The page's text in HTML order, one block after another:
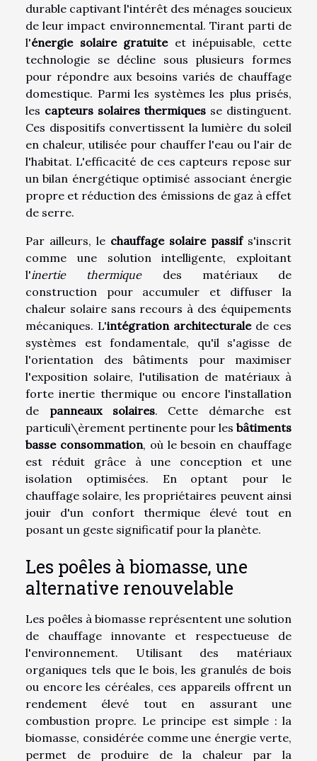
durable captivant l'intérêt des ménages soucieux
de leur impact environnemental. Tirant parti de
l'énergie solaire gratuiteet inépuisable, cette
technologie se décline sous plusieurs formes
pour répondre aux besoins variés de chauffage
domestique. Parmi les systèmes les plus prisés,
les capteurs solaires thermiques se distinguent.
Ces dispositifs convertissent la lumière du soleil
en chaleur, utilisée pour chauffer l'eau ou l'air de
l'habitat. L'efficacité de ces capteurs repose sur
un bilan énergétique optimisé associant énergie
propre et réduction des émissions de gaz à effet
de serre.
Par ailleurs, le chauffage solaire passifs'inscrit
comme une solution intelligente, exploitant
l'inertie thermiquedes matériaux de
construction pour accumuler et diffuser la
chaleur solaire sans recours à des équipements
mécaniques. L'intégration architecturalede ces
systèmes est fondamentale, qu'il s'agisse de
l'orientation des bâtiments pour maximiser
l'exposition solaire, l'utilisation de matériaux à
forte inertie thermique ou encore l'installation
de panneaux solaires. Cette démarche est
particuli\èrement pertinente pour les bâtiments
basse consommation, où le besoin en chauffage
est réduit grâce à une conception et une
isolation optimisées. En optant pour le
chauffage solaire, les propriétaires peuvent ainsi
jouir d'un confort thermique élevé tout en
posant un geste significatif pour la planète.
Les poêles à biomasse, une
alternative renouvelable
Les poêles à biomasse représentent une solution
de chauffage innovante et respectueuse de
l'environnement. Utilisant des matériaux
organiques tels que le bois, les granulés de bois
ou encore les céréales, ces appareils offrent un
rendement élevé tout en assurant une
combustion propre. Le principe est simple : la
biomasse, considérée comme une énergie verte,
permet de produire de la chaleur par la